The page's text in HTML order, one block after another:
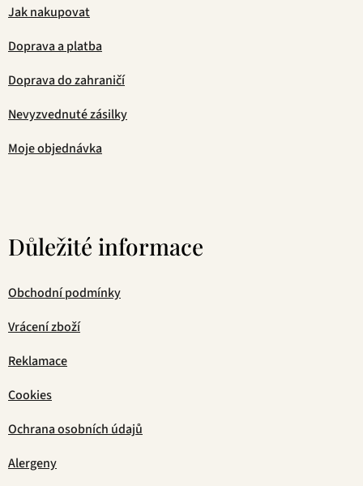
Jak nakupovat
Doprava a platba
Doprava do zahraničí
Nevyzvednuté zásilky
Moje objednávka
Důležité informace
Obchodní podmínky
Vrácení zboží
Reklamace
Cookies
Ochrana osobních údajů
Alergeny